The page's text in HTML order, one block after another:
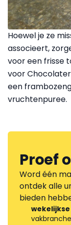
Hoewel je ze
associeert,
voor een frisse
voor
een
vruchtenpuree.
Proef
Word één
ontdek alle
bieden
vakbranche